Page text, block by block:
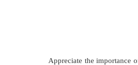
Appreciate the importance